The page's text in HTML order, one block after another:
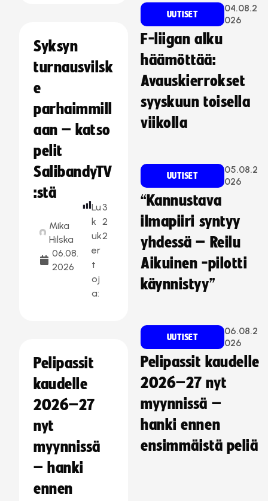
Syksyn
turnausvilsk
e
parhaimmill
aan – katso
pelit
SalibandyTV
:stä
Mika
Hilska
06.08.
2026
Lu
k
uk
er
t
oj
a:
3
2
2
Pelipassit
kaudelle
2026–27
nyt
myynnissä
– hanki
ennen
UUTISET
04.08.2
026
F-liigan alku
häämöttää:
Avauskierrokset
syyskuun toisella
viikolla
UUTISET
05.08.2
026
“Kannustava
ilmapiiri syntyy
yhdessä – Reilu
Aikuinen -pilotti
käynnistyy”
UUTISET
06.08.2
026
Pelipassit kaudelle
2026–27 nyt
myynnissä –
hanki ennen
ensimmäistä peliä